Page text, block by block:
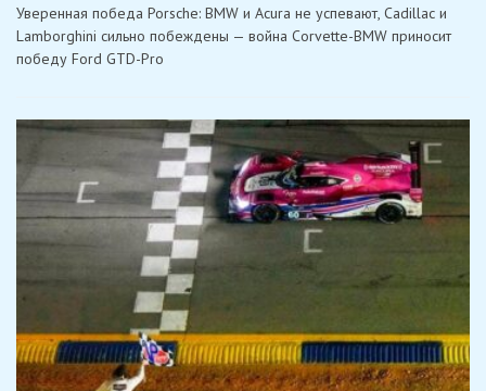
часа
юбилейная
победа
«Ford»
Уверенная победа Porsche: BMW и Acura не успевают, Cadillac и
Lamborghini сильно побеждены — война Corvette-BMW приносит
победу Ford GTD-Pro